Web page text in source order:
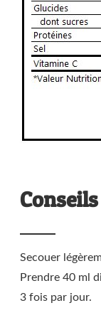
Secouer
Prendre 40 ml
3 fois par jour.